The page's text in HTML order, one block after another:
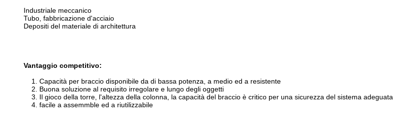
Industriale meccanico
Tubo, fabbricazione d'acciaio
Depositi del materiale di architettura
Vantaggio competitivo:
1. Capacità per braccio disponibile da di bassa potenza, a medio ed a resistente
2. Buona soluzione al requisito irregolare e lungo degli oggetti
3. Il gioco della torre, l'altezza della colonna, la capacità del braccio è critico per una sicurezza del sistema adeguata.
4. facile a assemmble ed a riutilizzabile